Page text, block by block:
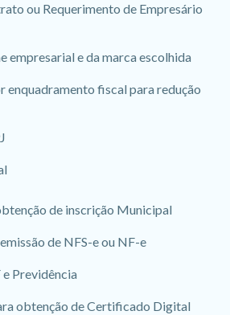
ou Requerimento de Empresário
empresarial e da marca escolhida
enquadramento fiscal para redução
de inscrição Municipal
de NFS-e ou NF-e
e Previdência
obtenção de Certificado Digital